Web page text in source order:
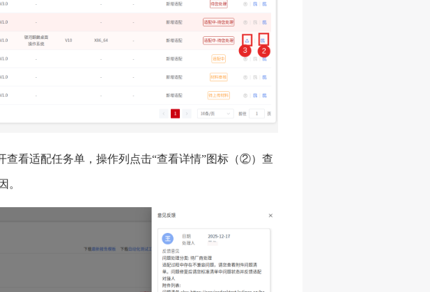
查看适配任务单，操作列点击“查看详情”图标（②）查
。